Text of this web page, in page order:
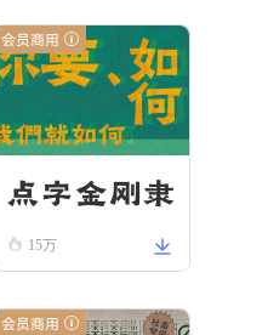
会员商用
点字金刚隶
15万
会员商用